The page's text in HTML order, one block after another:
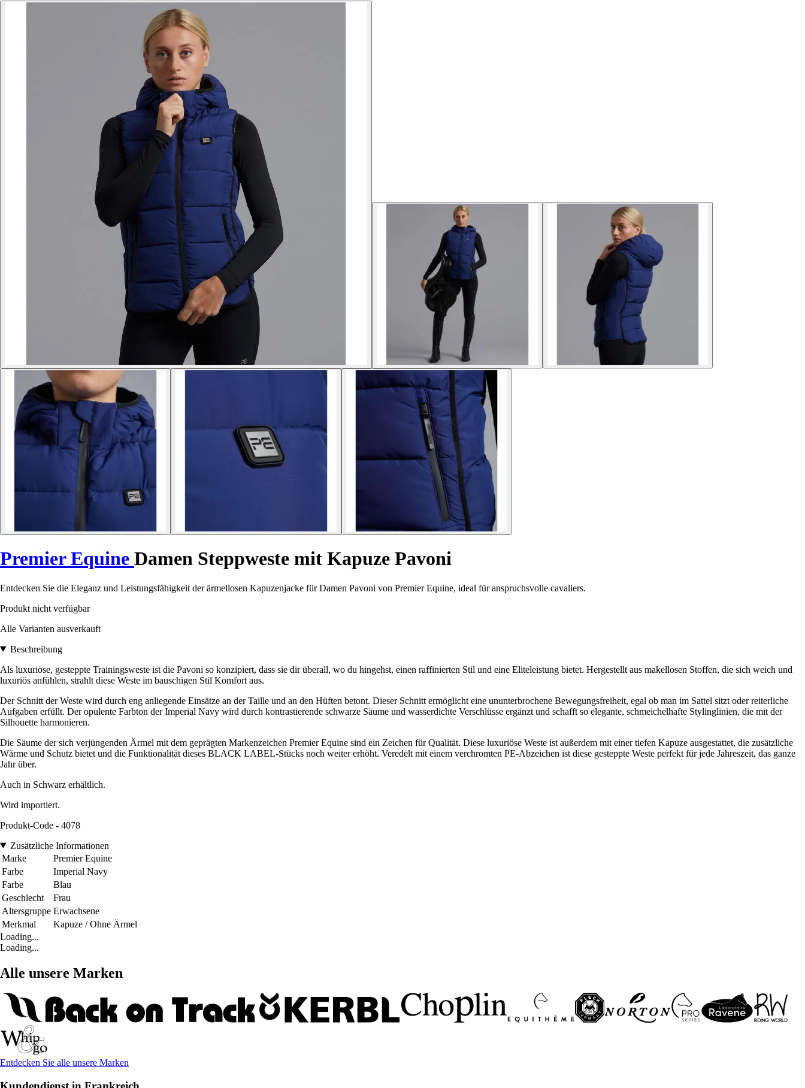
Premier Equine Damen Steppweste mit Kapuze Pavoni
Entdecken Sie die Eleganz und Leistungsfähigkeit der ärmellosen Kapuzenjacke für Damen Pavoni von Premier Equine, ideal für anspruchsvolle cavaliers.
Produkt nicht verfügbar
Alle Varianten ausverkauft
Beschreibung
Als luxuriöse, gesteppte Trainingsweste ist die Pavoni so konzipiert, dass sie dir überall, wo du hingehst, einen raffinierten Stil und eine Eliteleistung bietet. Hergestellt aus makellosen Stoffen, die sich weich und
luxuriös anfühlen, strahlt diese Weste im bauschigen Stil Komfort aus.
Der Schnitt der Weste wird durch eng anliegende Einsätze an der Taille und an den Hüften betont. Dieser Schnitt ermöglicht eine ununterbrochene Bewegungsfreiheit, egal ob man im Sattel sitzt oder reiterliche
Aufgaben erfüllt. Der opulente Farbton der Imperial Navy wird durch kontrastierende schwarze Säume und wasserdichte Verschlüsse ergänzt und schafft so elegante, schmeichelhafte Stylinglinien, die mit der
Silhouette harmonieren.
Die Säume der sich verjüngenden Ärmel mit dem geprägten Markenzeichen Premier Equine sind ein Zeichen für Qualität. Diese luxuriöse Weste ist außerdem mit einer tiefen Kapuze ausgestattet, die zusätzliche
Wärme und Schutz bietet und die Funktionalität dieses BLACK LABEL-Stücks noch weiter erhöht. Veredelt mit einem verchromten PE-Abzeichen ist diese gesteppte Weste perfekt für jede Jahreszeit, das ganze
Jahr über.
Auch in Schwarz erhältlich.
Wird importiert.
Produkt-Code - 4078
Zusätzliche Informationen
Marke
Premier Equine
Farbe
Imperial Navy
Farbe
Blau
Geschlecht
Frau
Altersgruppe Erwachsene
Merkmal
Kapuze / Ohne Ärmel
Loading...
Loading...
Alle unsere Marken
Entdecken Sie alle unsere Marken